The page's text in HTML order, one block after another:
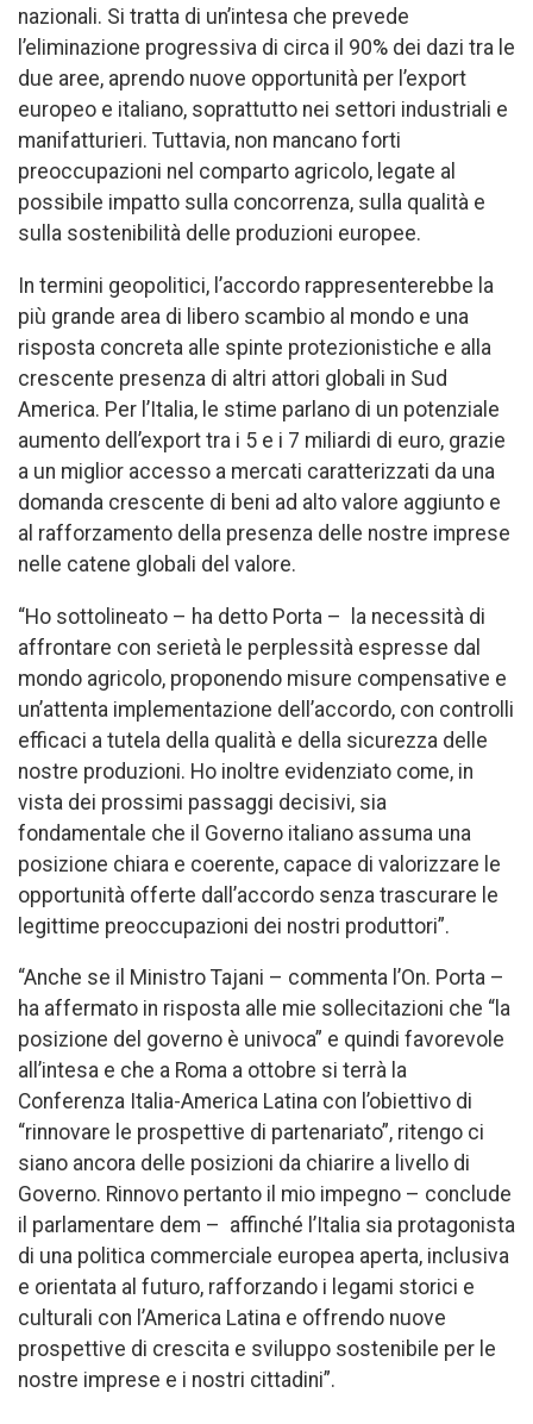
nazionali. Si tratta di un’intesa che prevede
l’eliminazione progressiva di circa il 90% dei dazi tra le
due aree, aprendo nuove opportunità per l’export
europeo e italiano, soprattutto nei settori industriali e
manifatturieri. Tuttavia, non mancano forti
preoccupazioni nel comparto agricolo, legate al
possibile impatto sulla concorrenza, sulla qualità e
sulla sostenibilità delle produzioni europee.
In termini geopolitici, l’accordo rappresenterebbe la
più grande area di libero scambio al mondo e una
risposta concreta alle spinte protezionistiche e alla
crescente presenza di altri attori globali in Sud
America. Per l’Italia, le stime parlano di un potenziale
aumento dell’export tra i 5 e i 7 miliardi di euro, grazie
a un miglior accesso a mercati caratterizzati da una
domanda crescente di beni ad alto valore aggiunto e
al rafforzamento della presenza delle nostre imprese
nelle catene globali del valore.
“Ho sottolineato – ha detto Porta – la necessità di
affrontare con serietà le perplessità espresse dal
mondo agricolo, proponendo misure compensative e
un’attenta implementazione dell’accordo, con controlli
efficaci a tutela della qualità e della sicurezza delle
nostre produzioni. Ho inoltre evidenziato come, in
vista dei prossimi passaggi decisivi, sia
fondamentale che il Governo italiano assuma una
posizione chiara e coerente, capace di valorizzare le
opportunità offerte dall’accordo senza trascurare le
legittime preoccupazioni dei nostri produttori”.
“Anche se il Ministro Tajani – commenta l’On. Porta –
ha affermato in risposta alle mie sollecitazioni che “la
posizione del governo è univoca” e quindi favorevole
all’intesa e che a Roma a ottobre si terrà la
Conferenza Italia-America Latina con l’obiettivo di
“rinnovare le prospettive di partenariato”, ritengo ci
siano ancora delle posizioni da chiarire a livello di
Governo. Rinnovo pertanto il mio impegno – conclude
il parlamentare dem – affinché l’Italia sia protagonista
di una politica commerciale europea aperta, inclusiva
e orientata al futuro, rafforzando i legami storici e
culturali con l’America Latina e offrendo nuove
prospettive di crescita e sviluppo sostenibile per le
nostre imprese e i nostri cittadini”.